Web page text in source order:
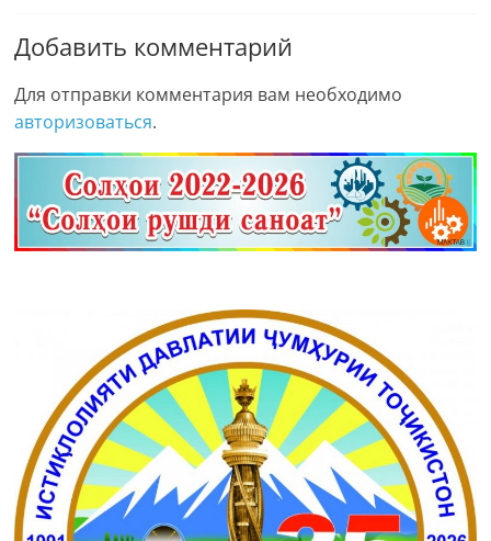
Добавить комментарий
Для отправки комментария вам необходимо
авторизоваться.